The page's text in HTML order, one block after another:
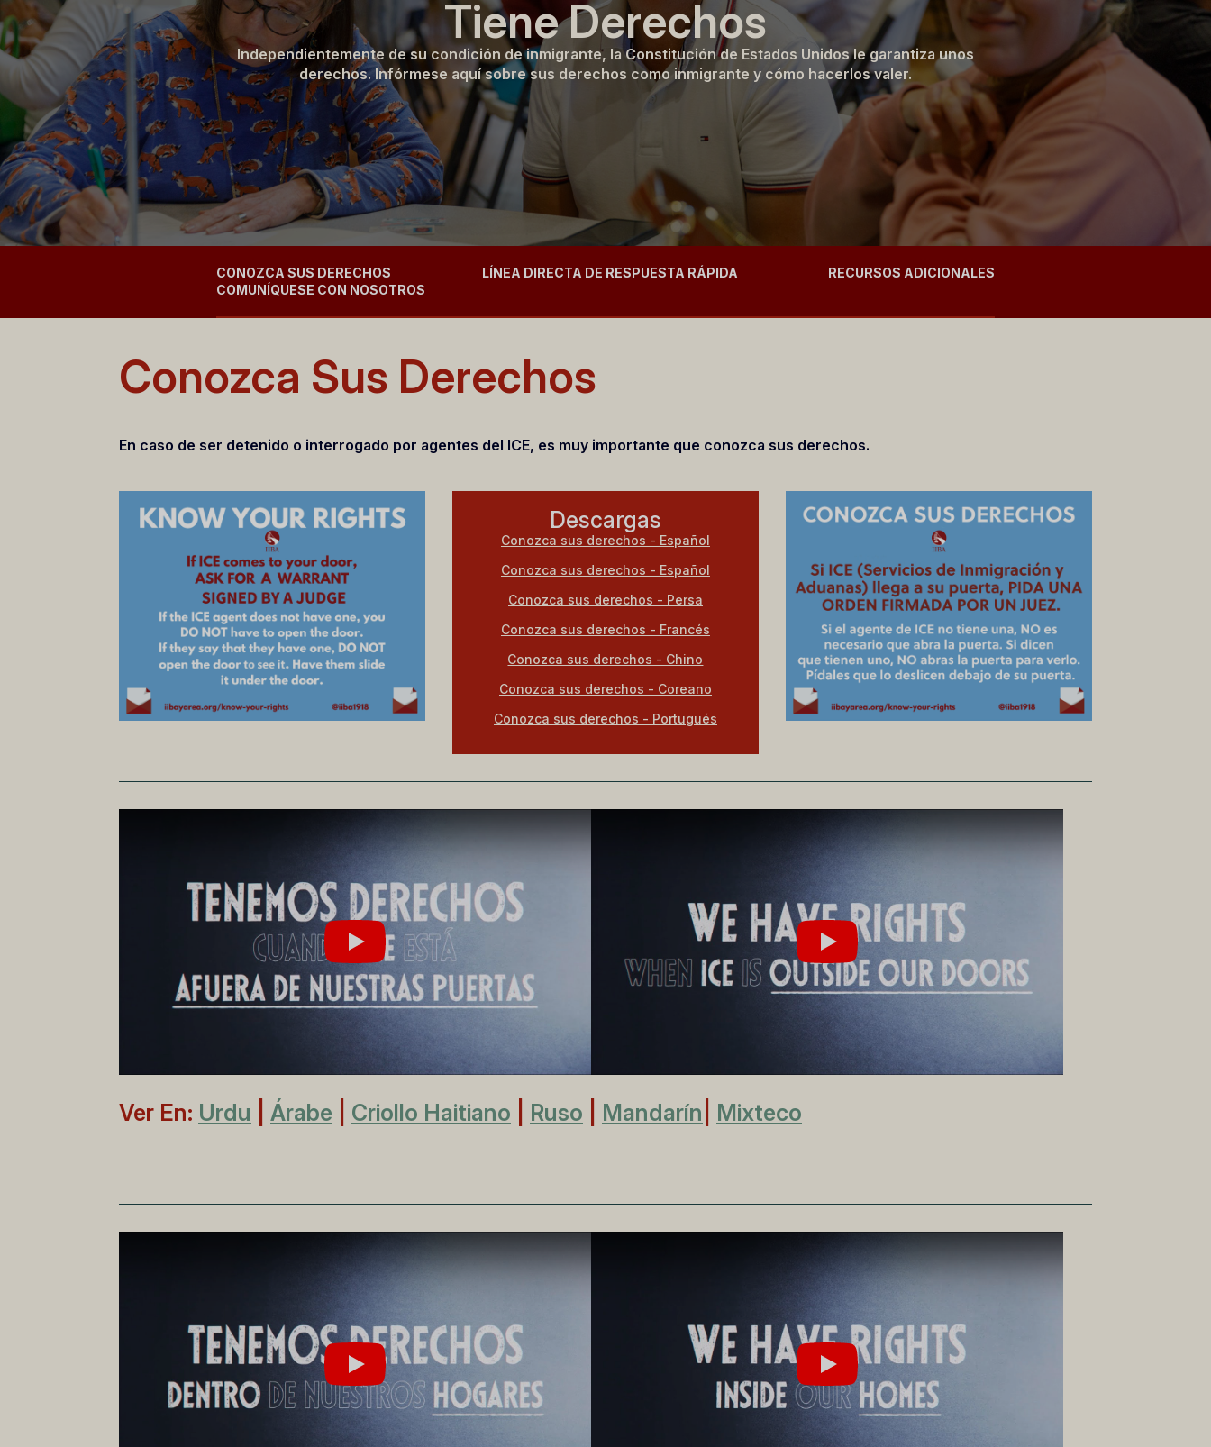
Tiene Derechos
Independientemente de su condición de inmigrante, la Constitución de Estados Unidos le garantiza unos
derechos. Infórmese aquí sobre sus derechos como inmigrante y cómo hacerlos valer.
CONOZCA SUS DERECHOS LÍNEA DIRECTA DE RESPUESTA RÁPIDA
RECURSOS ADICIONALES
COMUNÍQUESE CON NOSOTROS
Conozca Sus Derechos
En caso de ser detenido o interrogado por agentes del ICE, es muy importante que conozca sus derechos.
Descargas
Conozca sus derechos - Español
Conozca sus derechos - Español
Conozca sus derechos - Persa
Conozca sus derechos - Francés
Conozca sus derechos - Chino
Conozca sus derechos - Coreano
Conozca sus derechos - Portugués
Jugar Jugar
Ver En: Urdu Árabe Criollo Haitiano Ruso Mandarín Mixteco
Jugar Jugar